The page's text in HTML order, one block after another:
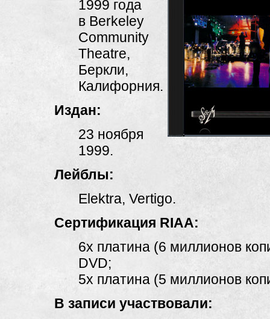
1999 года
в Berkeley
Community
Theatre,
Беркли,
Калифорния.
Издан:
23 ноября
1999.
Лейблы:
Elektra, Vertigo.
Сертификация RIAA:
6x платина (6 миллионов
DVD;
5х платина (5 миллионов
В записи участвовали: